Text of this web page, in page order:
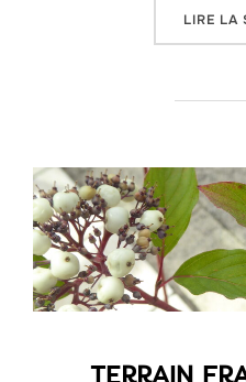
LIRE LA
TERRAIN